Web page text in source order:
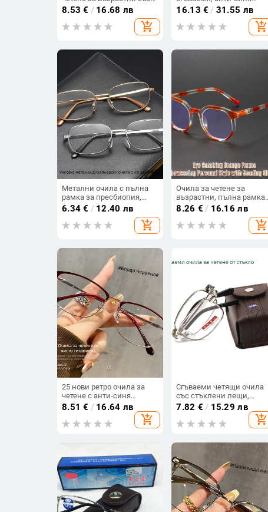
фотохромни лещи против
синя светлина, метална
рамка
8.53 € / 16.68 лв
add_shopping_cart
светлина, асферични
лещи, метална рамка
16.13 € / 31.55 лв
add_shopping_cart
Метални очила с пълна
рамка за пресбиопия,
унисекс, лещи от HD
6.34 € / 12.40 лв
add_shopping_cart
Очила за четене за
възрастни, пълна рамка
от поликарбонат, лещи
против синя светлина,
поликарбонатни лещи
8.26 € / 16.16 лв
add_shopping_cart
25 нови ретро очила за
четене с анти‑синя
светлина, защита на
очите и против умора,
метална рамка
8.51 € / 16.64 лв
add_shopping_cart
Сгъваеми четящи очила
със стъклени лещи,
TR+метална рамка, пълен
рамков дизайн, за
възрастни, подходящи за
7.82 € / 15.29 лв
add_shopping_cart